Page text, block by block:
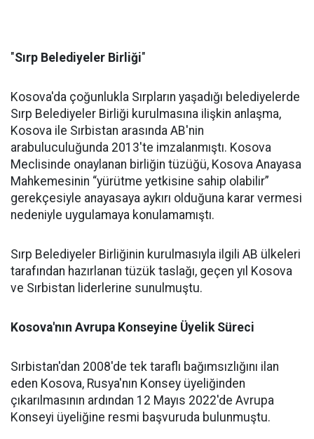
"Sırp Belediyeler Birliği"
Kosova'da çoğunlukla Sırpların yaşadığı belediyelerde
Sırp Belediyeler Birliği kurulmasına ilişkin anlaşma,
Kosova ile Sırbistan arasında AB'nin
arabuluculuğunda 2013'te imzalanmıştı. Kosova
Meclisinde onaylanan birliğin tüzüğü, Kosova Anayasa
Mahkemesinin “yürütme yetkisine sahip olabilir”
gerekçesiyle anayasaya aykırı olduğuna karar vermesi
nedeniyle uygulamaya konulamamıştı.
Sırp Belediyeler Birliğinin kurulmasıyla ilgili AB ülkeleri
tarafından hazırlanan tüzük taslağı, geçen yıl Kosova
ve Sırbistan liderlerine sunulmuştu.
Kosova'nın Avrupa Konseyine Üyelik Süreci
Sırbistan'dan 2008'de tek taraflı bağımsızlığını ilan
eden Kosova, Rusya'nın Konsey üyeliğinden
çıkarılmasının ardından 12 Mayıs 2022'de Avrupa
Konseyi üyeliğine resmi başvuruda bulunmuştu.